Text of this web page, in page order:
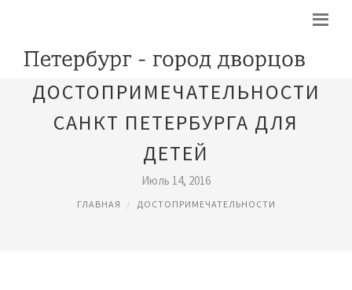
ДОСТОПРИМЕЧАТЕЛЬНОСТИ
САНКТ ПЕТЕРБУРГА ДЛЯ
ДЕТЕЙ
Июль 14, 2016
ГЛАВНАЯ ДОСТОПРИМЕЧАТЕЛЬНОСТИ